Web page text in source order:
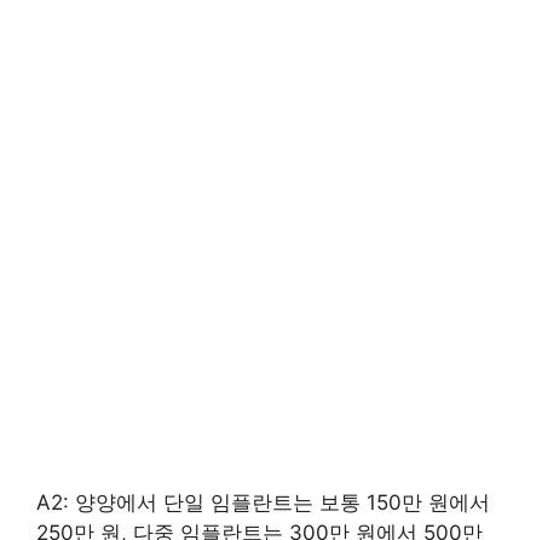
A2: 양양에서 단일 임플란트는 보통 150만 원에서
250만 원, 다중 임플란트는 300만 원에서 500만